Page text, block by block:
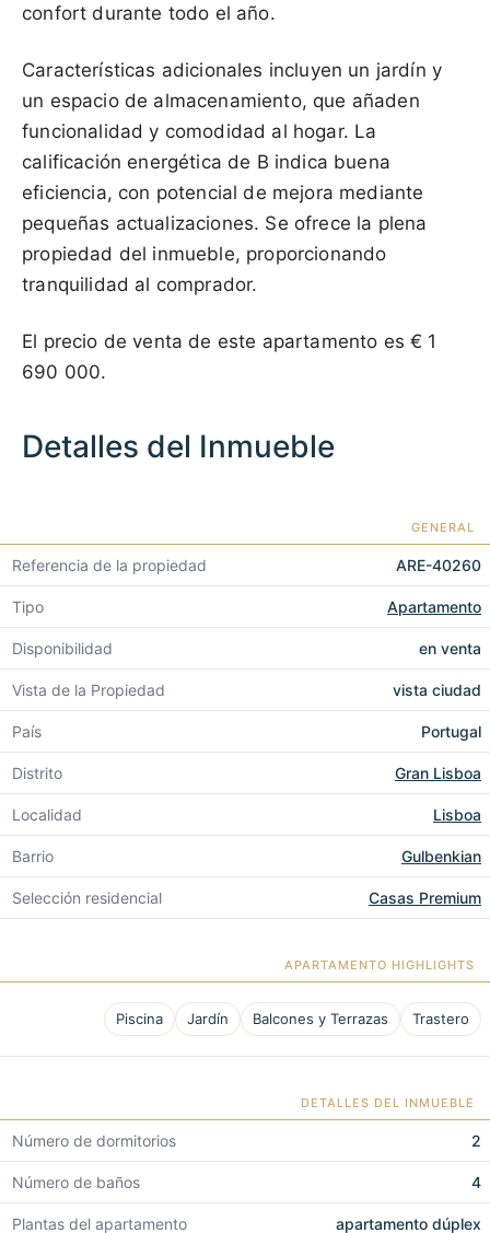
confort durante todo el año.
Características adicionales incluyen un jardín y
un espacio de almacenamiento, que añaden
funcionalidad y comodidad al hogar. La
calificación energética de B indica buena
eficiencia, con potencial de mejora mediante
pequeñas actualizaciones. Se ofrece la plena
propiedad del inmueble, proporcionando
tranquilidad al comprador.
El precio de venta de este apartamento es€ 1
690 000.
Detalles del Inmueble
GENERAL
Referencia de la propiedad ARE-40260
Tipo Apartamento
Disponibilidad en venta
Vista de la Propiedad vista ciudad
País Portugal
Distrito Gran Lisboa
Localidad Lisboa
Barrio Gulbenkian
Selección residencial Casas Premium
APARTAMENTO HIGHLIGHTS
Piscina Jardín Balcones y Terrazas Trastero
DETALLES DEL INMUEBLE
Número de dormitorios 2
Número de baños 4
Plantas del apartamento apartamento dúplex